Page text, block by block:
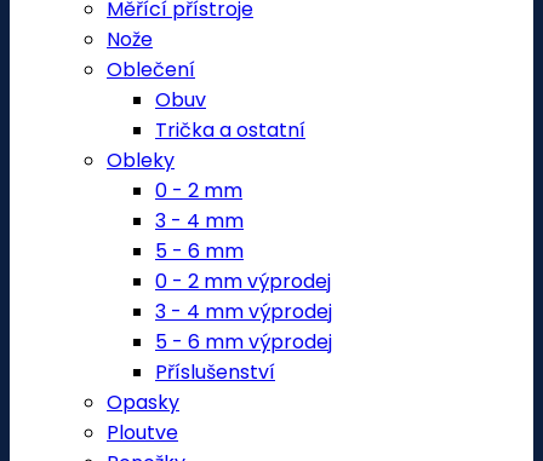
Měřící přístroje
Nože
Oblečení
Obuv
Trička a ostatní
Obleky
0 - 2 mm
3 - 4 mm
5 - 6 mm
0 - 2 mm výprodej
3 - 4 mm výprodej
5 - 6 mm výprodej
Příslušenství
Opasky
Ploutve